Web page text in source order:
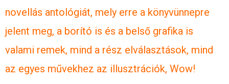
novellás antológiát, mely erre a könyvünnepre
jelent meg, a borító is és a belső grafika is
valami remek, mind a rész elválasztások, mind
az egyes művekhez az illusztrációk, Wow!